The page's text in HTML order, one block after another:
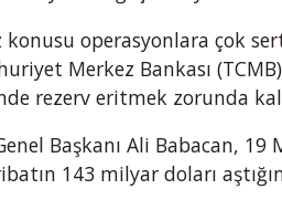
konusu operasyonlara çok
Merkez Bankası
rezerv eritmek zorunda
Başkanı Ali Babacan,
143 milyar doları